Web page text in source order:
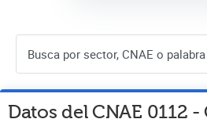
Datos del CNAE 0112 -